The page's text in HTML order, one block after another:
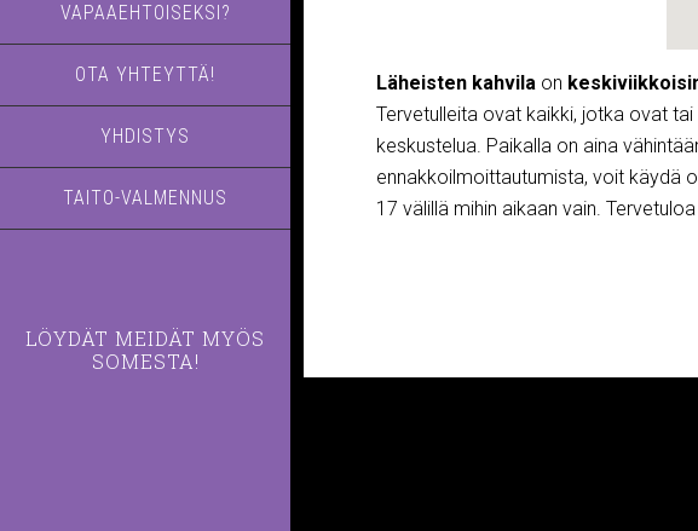
VAPAAEHTOISEKSI?
OTA YHTEYTTÄ!
YHDISTYS
TAITO-VALMENNUS
LÖYDÄT MEIDÄT MYÖS
SOMESTA!
Läheisten kahvila on
Tervetulleita ovat kaikki, jotka ovat
keskustelua. Paikalla on aina
ennakkoilmoittautumista, voit käydä
17 välillä mihin aikaan vain.